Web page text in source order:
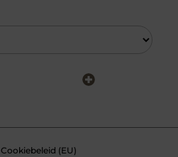
Cookiebeleid (EU)